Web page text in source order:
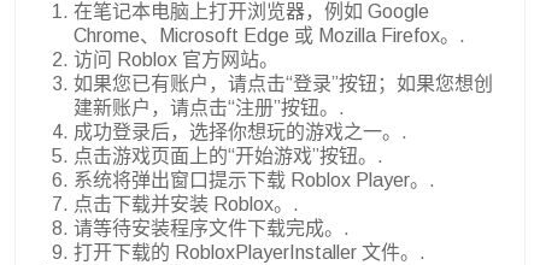
在笔记本电脑上打开浏览器，例如 Google
Chrome、Microsoft Edge 或 Mozilla Firefox。.
访问 Roblox 官方网站。
如果您已有账户，请点击“登录”按钮；如果您想创
建新账户，请点击“注册”按钮。.
成功登录后，选择你想玩的游戏之一。.
点击游戏页面上的“开始游戏”按钮。.
系统将弹出窗口提示下载 Roblox Player。.
点击下载并安装 Roblox。.
请等待安装程序文件下载完成。.
打开下载的 RobloxPlayerInstaller 文件。.